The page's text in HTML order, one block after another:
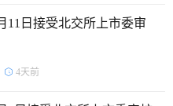
信息技术服务业
以上股份的股东包括：腾讯
11日接受北交所上市委审
4天前